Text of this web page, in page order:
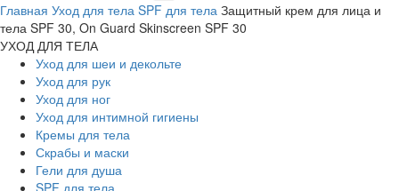
Главная Уход для тела SPF для тела Защитный крем для лица и
тела SPF 30, On Guard Skinscreen SPF 30
УХОД ДЛЯ ТЕЛА
Уход для шеи и декольте
Уход для рук
Уход для ног
Уход для интимной гигиены
Кремы для тела
Скрабы и маски
Гели для душа